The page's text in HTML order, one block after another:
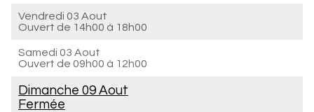
Vendredi 03 Aout
Ouvert de 14h00 à 18h00
Samedi 03 Aout
Ouvert de 09h00 à 12h00
Dimanche 09 Aout
Fermée